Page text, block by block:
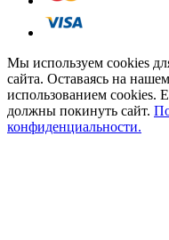
Мы используем cookies
сайта. Оставаясь на
использованием cookies.
должны покинуть сайт.
конфиденциальности.